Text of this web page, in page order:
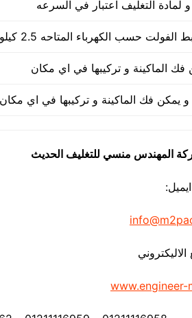
شركة المهندس منسي للتغليف الحديث
ايميل:
الاليكتروني
www.engineer-